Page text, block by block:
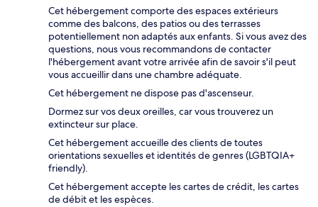
Cet hébergement comporte des espaces extérieurs
comme des balcons, des patios ou des terrasses
potentiellement non adaptés aux enfants. Si vous avez des
questions, nous vous recommandons de contacter
l'hébergement avant votre arrivée afin de savoir s'il peut
vous accueillir dans une chambre adéquate.
Cet hébergement ne dispose pas d'ascenseur.
Dormez sur vos deux oreilles, car vous trouverez un
extincteur sur place.
Cet hébergement accueille des clients de toutes
orientations sexuelles et identités de genres (LGBTQIA+
friendly).
Cet hébergement accepte les cartes de crédit, les cartes
de débit et les espèces.